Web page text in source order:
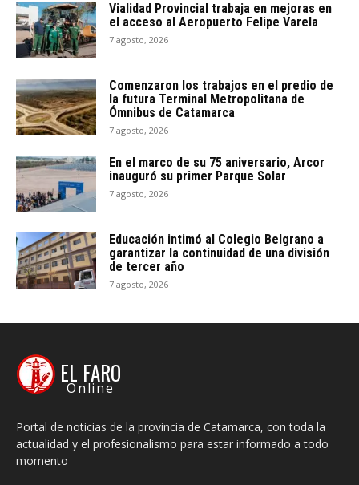
Vialidad Provincial trabaja en mejoras en
el acceso al Aeropuerto Felipe Varela
7 agosto, 2026
Comenzaron los trabajos en el predio de
la futura Terminal Metropolitana de
Ómnibus de Catamarca
7 agosto, 2026
En el marco de su 75 aniversario, Arcor
inauguró su primer Parque Solar
7 agosto, 2026
Educación intimó al Colegio Belgrano a
garantizar la continuidad de una división
de tercer año
7 agosto, 2026
EL FARO
Online
Portal de noticias de la provincia de Catamarca, con toda la
actualidad y el profesionalismo para estar informado a todo
momento